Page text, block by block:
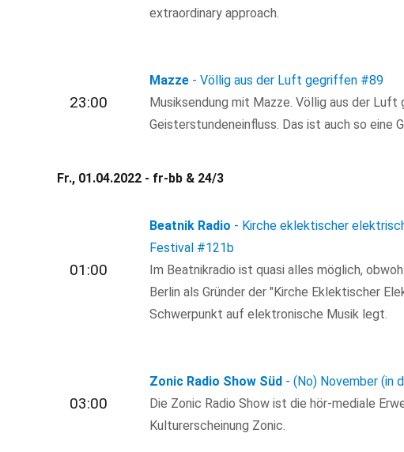
extraordinary approach.
23:00
Mazze - Völlig aus der Luft gegriffen #89
Musiksendung mit Mazze. Völlig aus der Luft
Geisterstundeneinfluss. Das ist auch so eine
Fr., 01.04.2022 - fr-bb & 24/3
01:00
Beatnik Radio - Kirche eklektischer
Festival #121b
Im Beatnikradio ist quasi alles möglich,
Berlin als Gründer der "Kirche Eklektischer
Schwerpunkt auf elektronische Musik legt.
03:00
Zonic Radio Show Süd - (No) November (in
Die Zonic Radio Show ist die hör-mediale
Kulturerscheinung Zonic.